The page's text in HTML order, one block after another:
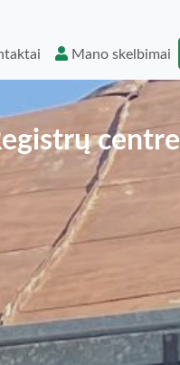
Mano skelbimai
centre